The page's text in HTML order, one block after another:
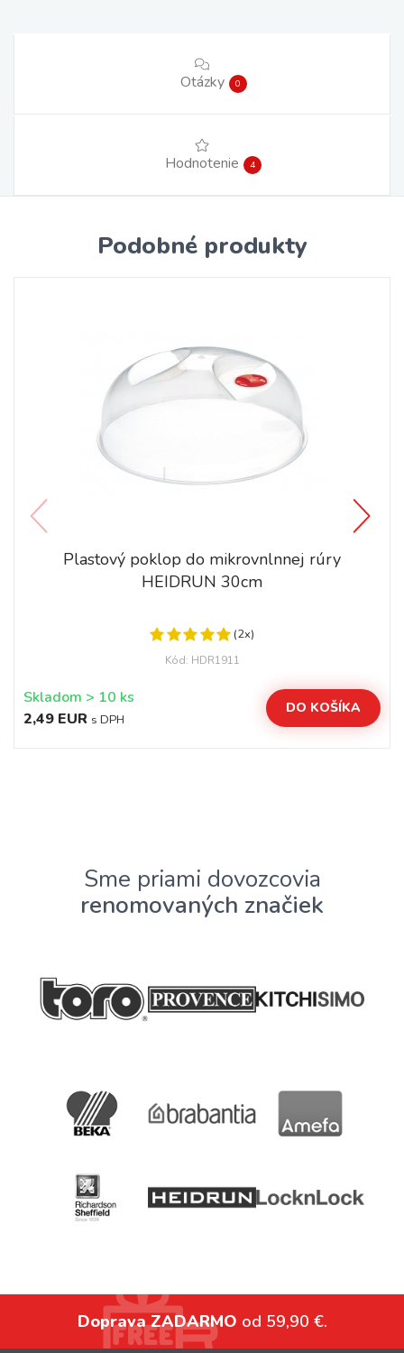
Otázky 0
Hodnotenie 4
Podobné produkty
Plastový poklop do mikrovnlnnej rúry
HEIDRUN 30cm
(2x)
Kód: HDR1911
Skladom > 10 ks
2,49 EUR s DPH
DO KOŠÍKA
Sme priami dovozcovia
renomovaných značiek
Doprava ZADARMO od 59,90 €.